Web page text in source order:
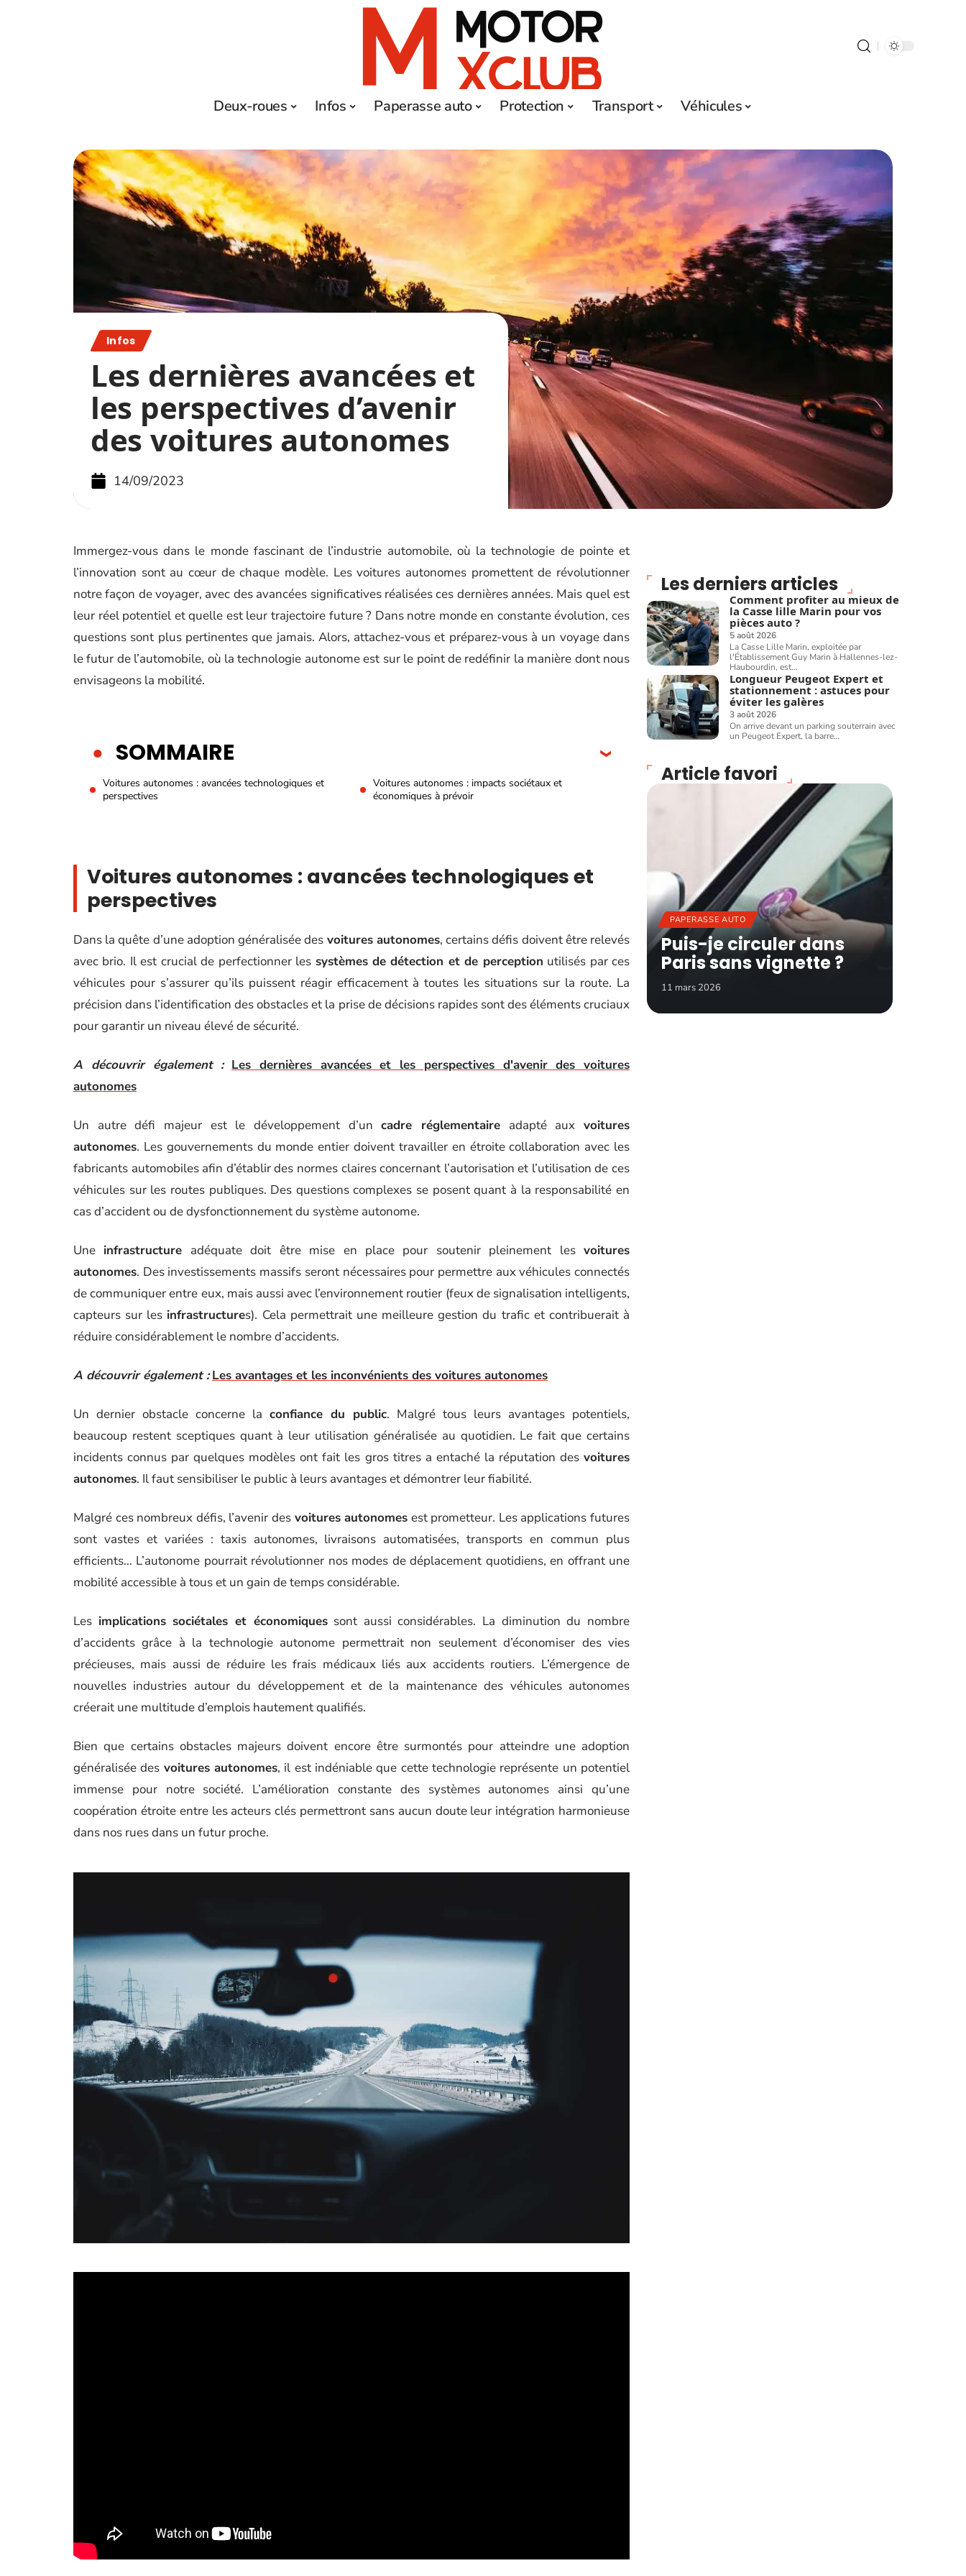
Deux-roues Infos Paperasse auto Protection Transport Véhicules
Infos
Les dernières avancées et
les perspectives d’avenir
des voitures autonomes
14/09/2023
Immergez-vous dans le monde fascinant de l’industrie automobile, où la technologie de pointe et
l’innovation sont au cœur de chaque modèle. Les voitures autonomes promettent de révolutionner
notre façon de voyager, avec des avancées significatives réalisées ces dernières années. Mais quel est
leur réel potentiel et quelle est leur trajectoire future ? Dans notre monde en constante évolution, ces
questions sont plus pertinentes que jamais. Alors, attachez-vous et préparez-vous à un voyage dans
le futur de l’automobile, où la technologie autonome est sur le point de redéfinir la manière dont nous
envisageons la mobilité.
SOMMAIRE
Voitures autonomes : avancées technologiques et
perspectives
Voitures autonomes : impacts sociétaux et
économiques à prévoir
Voitures autonomes : avancées technologiques et
perspectives
Dans la quête d’une adoption généralisée des voitures autonomes, certains défis doivent être relevés
avec brio. Il est crucial de perfectionner les systèmes de détection et de perception utilisés par ces
véhicules pour s’assurer qu’ils puissent réagir efficacement à toutes les situations sur la route. La
précision dans l’identification des obstacles et la prise de décisions rapides sont des éléments cruciaux
pour garantir un niveau élevé de sécurité.
A découvrir également : Les dernières avancées et les perspectives d'avenir des voitures
autonomes
Un autre défi majeur est le développement d’uncadre réglementaire adapté auxvoitures
autonomes. Les gouvernements du monde entier doivent travailler en étroite collaboration avec les
fabricants automobiles afin d’établir des normes claires concernant l’autorisation et l’utilisation de ces
véhicules sur les routes publiques. Des questions complexes se posent quant à la responsabilité en
cas d’accident ou de dysfonctionnement du système autonome.
Une infrastructure adéquate doit être mise en place pour soutenir pleinement lesvoitures
autonomes. Des investissements massifs seront nécessaires pour permettre aux véhicules connectés
de communiquer entre eux, mais aussi avec l’environnement routier (feux de signalisation intelligents,
capteurs sur les infrastructures). Cela permettrait une meilleure gestion du trafic et contribuerait à
réduire considérablement le nombre d’accidents.
A découvrir également : Les avantages et les inconvénients des voitures autonomes
Un dernier obstacle concerne la confiance du public. Malgré tous leurs avantages potentiels,
beaucoup restent sceptiques quant à leur utilisation généralisée au quotidien. Le fait que certains
incidents connus par quelques modèles ont fait les gros titres a entaché la réputation des voitures
autonomes. Il faut sensibiliser le public à leurs avantages et démontrer leur fiabilité.
Malgré ces nombreux défis, l’avenir des voitures autonomes est prometteur. Les applications futures
sont vastes et variées : taxis autonomes, livraisons automatisées, transports en commun plus
efficients… L’autonome pourrait révolutionner nos modes de déplacement quotidiens, en offrant une
mobilité accessible à tous et un gain de temps considérable.
Les implications sociétales et économiquessont aussi considérables. La diminution du nombre
d’accidents grâce à la technologie autonome permettrait non seulement d’économiser des vies
précieuses, mais aussi de réduire les frais médicaux liés aux accidents routiers. L’émergence de
nouvelles industries autour du développement et de la maintenance des véhicules autonomes
créerait une multitude d’emplois hautement qualifiés.
Bien que certains obstacles majeurs doivent encore être surmontés pour atteindre une adoption
généralisée des voitures autonomes, il est indéniable que cette technologie représente un potentiel
immense pour notre société. L’amélioration constante des systèmes autonomes ainsi qu’une
coopération étroite entre les acteurs clés permettront sans aucun doute leur intégration harmonieuse
dans nos rues dans un futur proche.
Les derniers articles
Comment profiter au mieux de
la Casse lille Marin pour vos
pièces auto ?
5 août 2026
La Casse Lille Marin, exploitée par
l'Établissement Guy Marin à Hallennes-lez-
Haubourdin, est…
Longueur Peugeot Expert et
stationnement : astuces pour
éviter les galères
3 août 2026
On arrive devant un parking souterrain avec
un Peugeot Expert, la barre…
Article favori
PAPERASSE AUTO
Puis-je circuler dans
Paris sans vignette ?
11 mars 2026